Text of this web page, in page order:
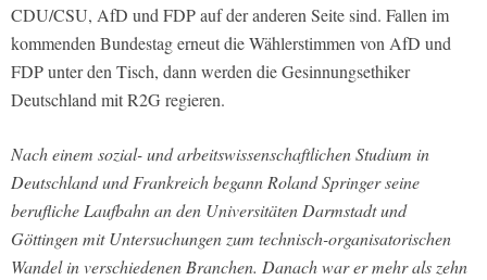
CDU/CSU, AfD und FDP auf der anderen Seite sind. Fallen im
kommenden Bundestag erneut die Wählerstimmen von AfD und
FDP unter den Tisch, dann werden die Gesinnungsethiker
Deutschland mit R2G regieren.
Nach einem sozial- und arbeitswissenschaftlichen Studium in
Deutschland und Frankreich begann Roland Springer seine
berufliche Laufbahn an den Universitäten Darmstadt und
Göttingen mit Untersuchungen zum technisch-organisatorischen
Wandel in verschiedenen Branchen. Danach war er mehr als zehn